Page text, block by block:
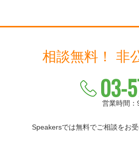
相談無料！ 非
03-
営業時間
Speakersでは無料でご相談をお受